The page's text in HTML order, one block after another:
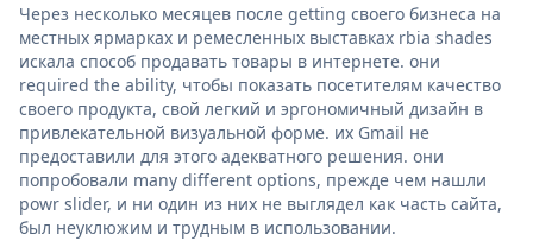
Через несколько месяцев после getting своего бизнеса на
местных ярмарках и ремесленных выставках rbia shades
искала способ продавать товары в интернете. они
required the ability, чтобы показать посетителям качество
своего продукта, свой легкий и эргономичный дизайн в
привлекательной визуальной форме. их Gmail не
предоставили для этого адекватного решения. они
попробовали many different options, прежде чем нашли
powr slider, и ни один из них не выглядел как часть сайта,
был неуклюжим и трудным в использовании.